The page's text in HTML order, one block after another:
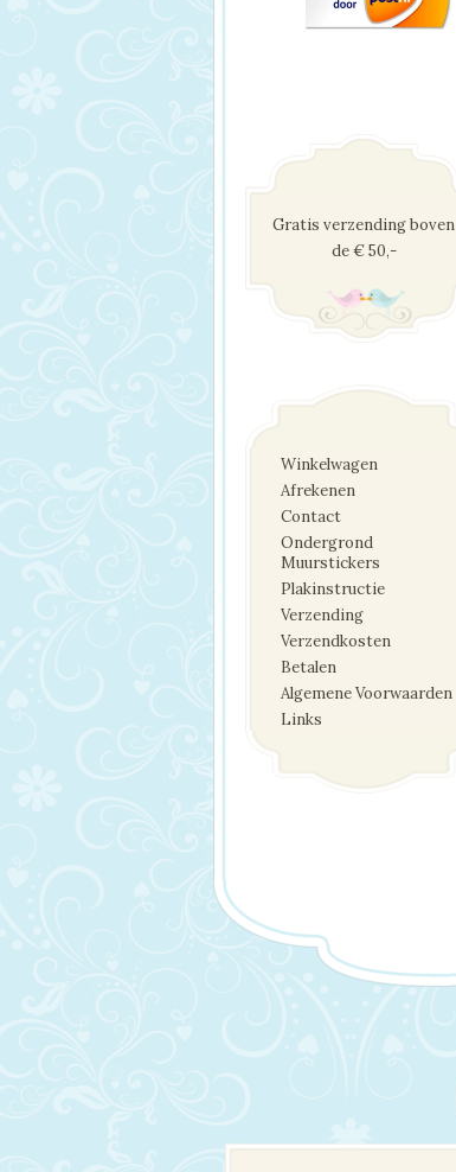
Gratis verzending boven
de € 50,-
Winkelwagen
Afrekenen
Contact
Ondergrond
Muurstickers
Plakinstructie
Verzending
Verzendkosten
Betalen
Algemene Voorwaarden
Links